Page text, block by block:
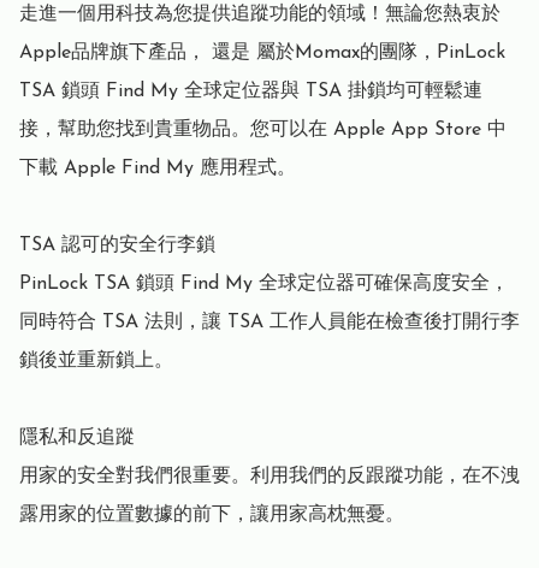
走進一個用科技為您提供追蹤功能的領域！無論您熱衷於
Apple品牌旗下產品， 還是 屬於Momax的團隊，PinLock
TSA 鎖頭 Find My 全球定位器與 TSA 掛鎖均可輕鬆連
接，幫助您找到貴重物品。您可以在 Apple App Store 中
下載 Apple Find My 應用程式。
TSA 認可的安全行李鎖
PinLock TSA 鎖頭 Find My 全球定位器可確保高度安全，
同時符合 TSA 法則，讓 TSA 工作人員能在檢查後打開行李
鎖後並重新鎖上。
隱私和反追蹤
用家的安全對我們很重要。利用我們的反跟蹤功能，在不洩
露用家的位置數據的前下，讓用家高枕無憂。